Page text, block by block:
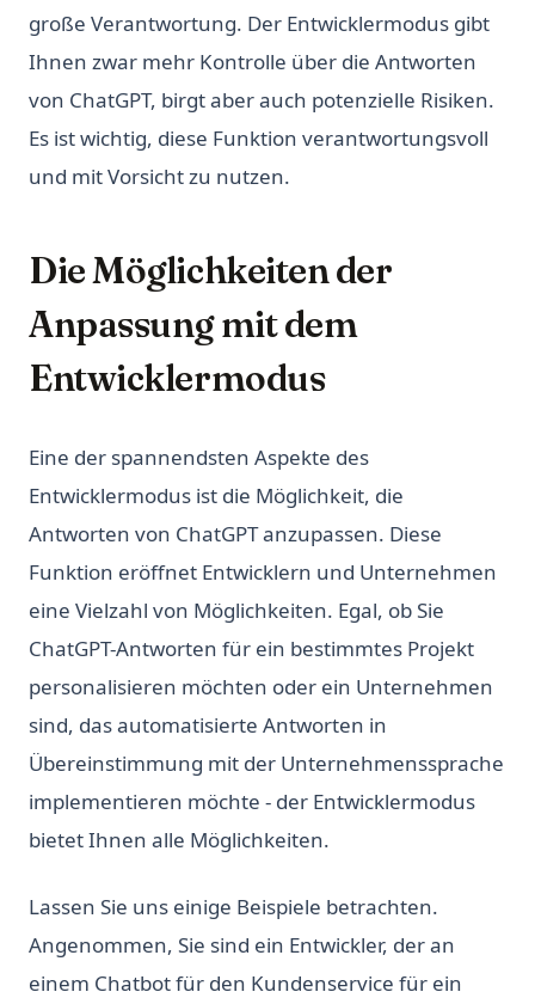
große Verantwortung. Der Entwicklermodus gibt
Ihnen zwar mehr Kontrolle über die Antworten
von ChatGPT, birgt aber auch potenzielle Risiken.
Es ist wichtig, diese Funktion verantwortungsvoll
und mit Vorsicht zu nutzen.
Die Möglichkeiten der
Anpassung mit dem
Entwicklermodus
Eine der spannendsten Aspekte des
Entwicklermodus ist die Möglichkeit, die
Antworten von ChatGPT anzupassen. Diese
Funktion eröffnet Entwicklern und Unternehmen
eine Vielzahl von Möglichkeiten. Egal, ob Sie
ChatGPT-Antworten für ein bestimmtes Projekt
personalisieren möchten oder ein Unternehmen
sind, das automatisierte Antworten in
Übereinstimmung mit der Unternehmenssprache
implementieren möchte - der Entwicklermodus
bietet Ihnen alle Möglichkeiten.
Lassen Sie uns einige Beispiele betrachten.
Angenommen, Sie sind ein Entwickler, der an
einem Chatbot für den Kundenservice für ein